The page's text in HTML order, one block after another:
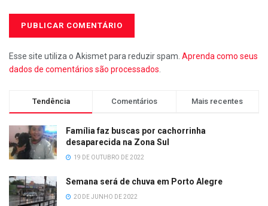
Esse site utiliza o Akismet para reduzir spam. Aprenda como seus
dados de comentários são processados
Tendência Comentários Mais recentes
Família faz buscas por cachorrinha
desaparecida na Zona Sul
19 DE OUTUBRO DE 2022
Semana será de chuva em Porto Alegre
20 DE JUNHO DE 2022